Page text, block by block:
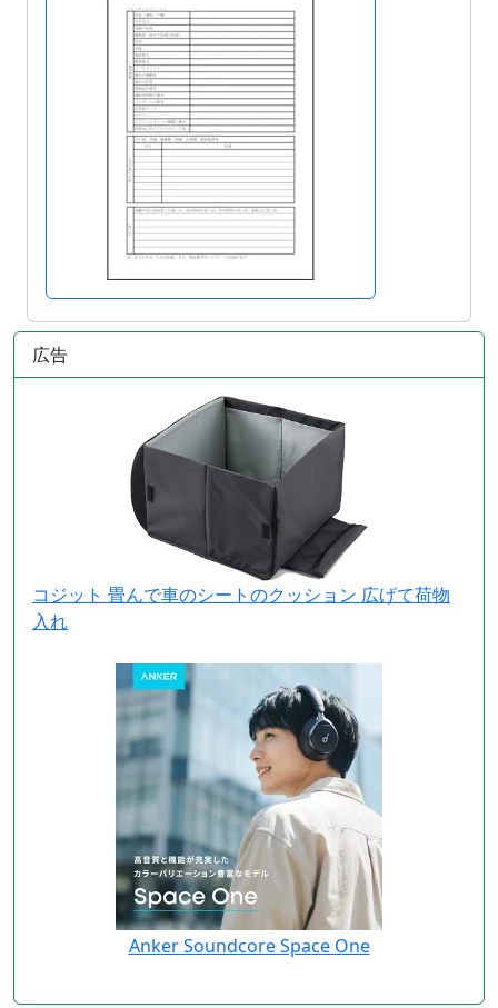
広告
コジット 畳んで車のシートのクッション 広げて荷物
入れ
Anker Soundcore Space One